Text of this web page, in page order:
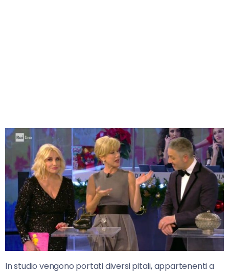
In studio vengono portati diversi pitali, appartenenti a